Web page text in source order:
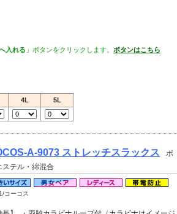
入れる 」ボタンをクリックします。 ボタンはこちら
4L 5L
A-9073 ストレッチスラックス
ポ
ステル・綿混合
コーコス